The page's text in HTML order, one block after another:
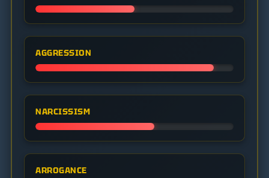
AGGRESSION
NARCISSISM
ARROGANCE